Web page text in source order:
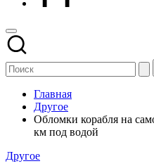
Главная
Другое
Обломки корабля на
км под водой
Опубликовано
Другое